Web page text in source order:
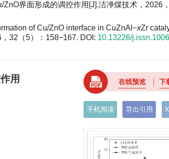
界面形成的调控作用[J].洁净煤技术，2026，
of Cu/ZnO interface in CuZnAl−xZr
32（5）：158−167. DOI: 10.13226/
用 在线预览 下
手机阅读 导出引用